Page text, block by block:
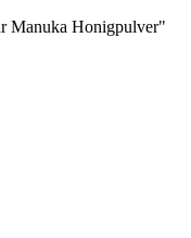
Manuka Honigpulver"